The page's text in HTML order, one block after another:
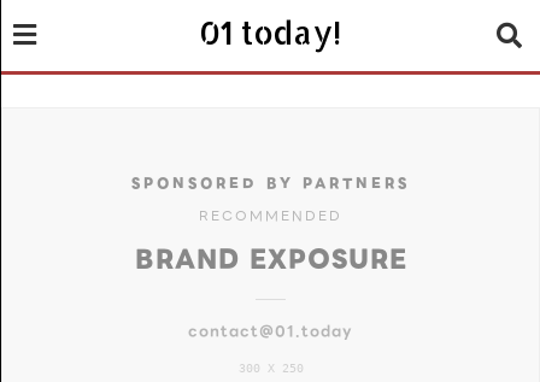
01 today!
SPONSORED BY PARTNERS
RECOMMENDED
BRAND EXPOSURE
contact@01.today
300 X 250